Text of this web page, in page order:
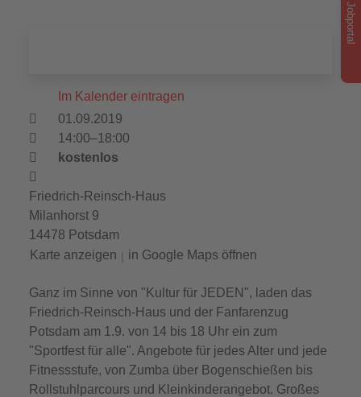
Im Kalender eintragen
01.09.2019
14:00–18:00
kostenlos
Friedrich-Reinsch-Haus
Milanhorst 9
14478 Potsdam
Karte anzeigen | in Google Maps öffnen
Ganz im Sinne von "Kultur für JEDEN", laden das
Friedrich-Reinsch-Haus und der Fanfarenzug
Potsdam am 1.9. von 14 bis 18 Uhr ein zum
"Sportfest für alle". Angebote für jedes Alter und jede
Fitnessstufe, von Zumba über Bogenschießen bis
Rollstuhlparcours und Kleinkinderangebot. Großes
Jobportal